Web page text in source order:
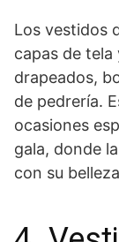
Los vestidos
capas de
drapeados,
de pedrería.
ocasiones
gala, donde
con su